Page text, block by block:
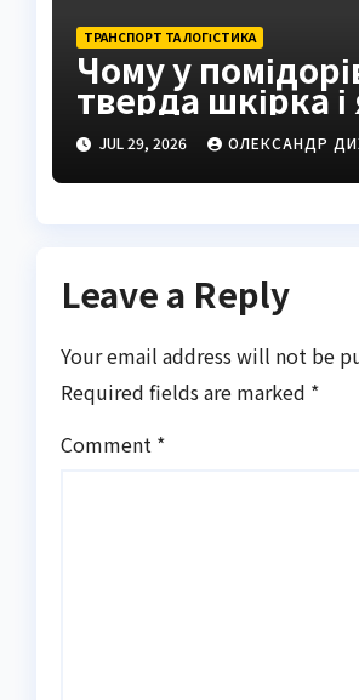
ТРАНСПОРТ ТА ЛОГІСТИКА
Чому у
тверда шкірка
виправити
JUL 29, 2026 ОЛЕКСАНДР
Leave a Reply
Your email address will not be
Required fields are marked *
Comment *